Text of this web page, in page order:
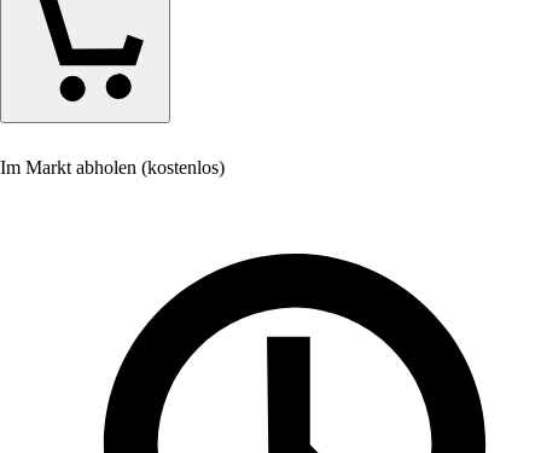
Im Markt abholen (kostenlos)